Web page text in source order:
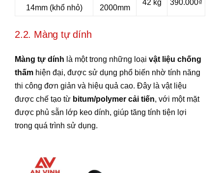
14mm (khổ nhỏ)
2000mm
42 kg 390.000₫
2.2. Màng tự dính
Màng tự dính là một trong những loại vật liệu chống
thấm hiện đại, được sử dụng phổ biến nhờ tính năng
thi công đơn giản và hiệu quả cao. Đây là vật liệu
được chế tạo từ bitum/polymer cải tiến, với một mặt
được phủ sẵn lớp keo dính, giúp tăng tính tiện lợi
trong quá trình sử dụng.